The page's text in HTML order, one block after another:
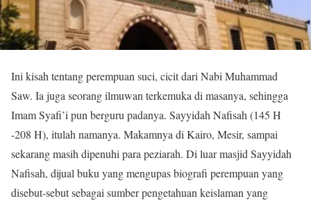
Ini kisah tentang perempuan suci, cicit dari Nabi Muhammad
Saw. Ia juga seorang ilmuwan terkemuka di masanya, sehingga
Imam Syafi’i pun berguru padanya. Sayyidah Nafisah (145 H
-208 H), itulah namanya. Makamnya di Kairo, Mesir, sampai
sekarang masih dipenuhi para peziarah. Di luar masjid Sayyidah
Nafisah, dijual buku yang mengupas biografi perempuan yang
disebut-sebut sebagai sumber pengetahuan keislaman yang